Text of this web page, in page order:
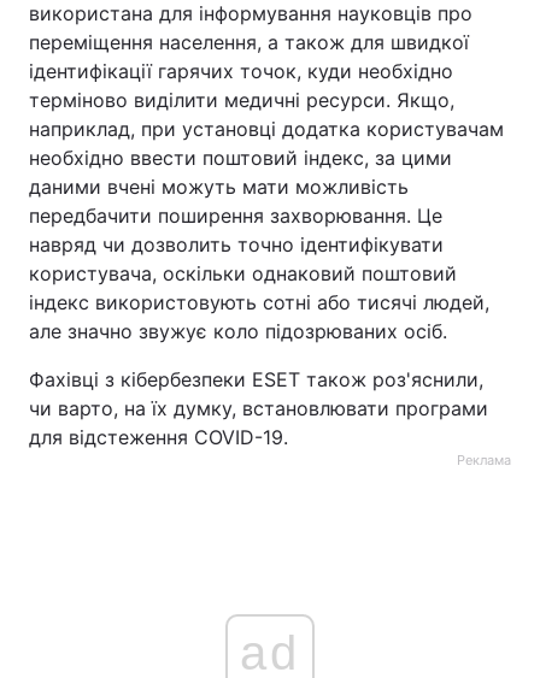
використана для інформування науковців про
переміщення населення, а також для швидкої
ідентифікації гарячих точок, куди необхідно
терміново виділити медичні ресурси. Якщо,
наприклад, при установці додатка користувачам
необхідно ввести поштовий індекс, за цими
даними вчені можуть мати можливість
передбачити поширення захворювання. Це
навряд чи дозволить точно ідентифікувати
користувача, оскільки однаковий поштовий
індекс використовують сотні або тисячі людей,
але значно звужує коло підозрюваних осіб.
Фахівці з кібербезпеки ESET також роз'яснили,
чи варто, на їх думку, встановлювати програми
для відстеження COVID-19.
Реклама
ad